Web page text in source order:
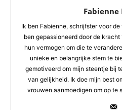
Fabienne
Ik ben Fabienne, schrijfster voor
ben gepassioneerd door de
hun vermogen om die te
unieke en belangrijke stem te
gemotiveerd om mijn steentje bij
van gelijkheid. Ik doe mijn best
vrouwen aanmoedigen om op te